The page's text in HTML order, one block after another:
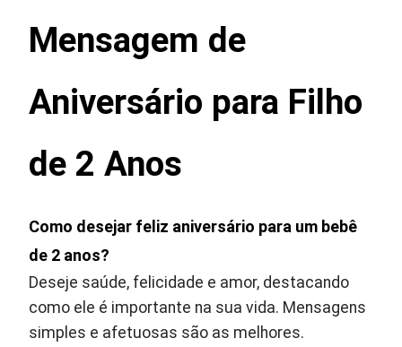
Mensagem de
Aniversário para Filho
de 2 Anos
Como desejar feliz aniversário para um bebê
de 2 anos?
Deseje saúde, felicidade e amor, destacando
como ele é importante na sua vida. Mensagens
simples e afetuosas são as melhores.